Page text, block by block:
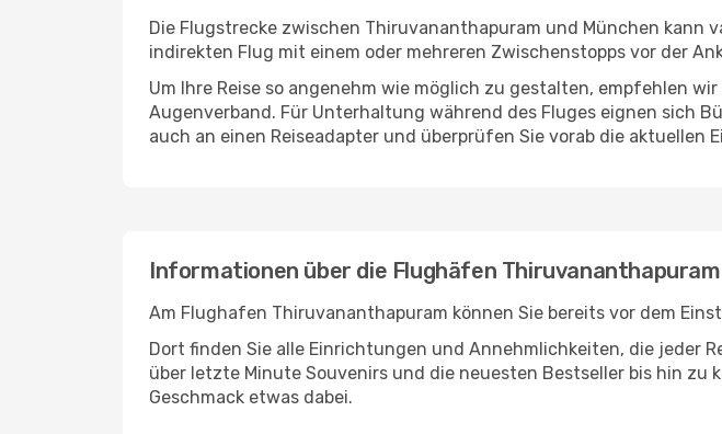
Die Flugstrecke zwischen Thiruvananthapuram und München kann
indirekten Flug mit einem oder mehreren Zwischenstopps vor der
Um Ihre Reise so angenehm wie möglich zu gestalten, empfehlen
Augenverband. Für Unterhaltung während des Fluges eignen sich
auch an einen Reiseadapter und überprüfen Sie vorab die aktuellen
Informationen über die Flughäfen Thiruvananthapuram
Am Flughafen Thiruvananthapuram können Sie bereits vor dem
Dort finden Sie alle Einrichtungen und Annehmlichkeiten, die jeder
über letzte Minute Souvenirs und die neuesten Bestseller bis hin zu
Geschmack etwas dabei.